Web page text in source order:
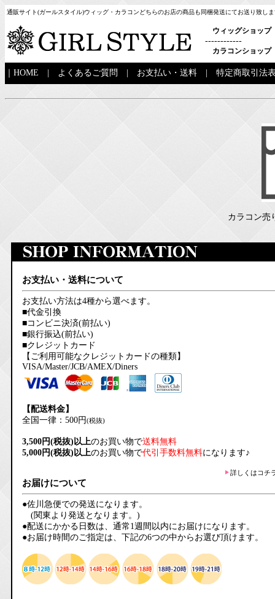
通販サイト(ガールスタイル)ウィッグ・カラコンどちらのお店の商品も同梱発送にてお送り致し
ウィッグショップ
------------
カラコンショップ
HOME よくあるご質問 お支払い・送料 特定商取引法
カラコン売
お支払い・送料について
お支払い方法は4種から選べます。
■代金引換
■コンビニ決済(前払い)
■銀行振込(前払い)
■クレジットカード
【ご利用可能なクレジットカードの種類】
VISA/Master/JCB/AMEX/Diners
【配送料金】
全国一律：500円(税抜)
3,500円(税抜)以上のお買い物で送料無料
5,000円(税抜)以上のお買い物で代引手数料無料になります♪
詳しくはコチ
お届けについて
●佐川急便での発送になります。
(関東より発送となります。)
●配送にかかる日数は、通常1週間以内にお届けになります。
●お届け時間のご指定は、下記の6つの中からお選び頂けます。